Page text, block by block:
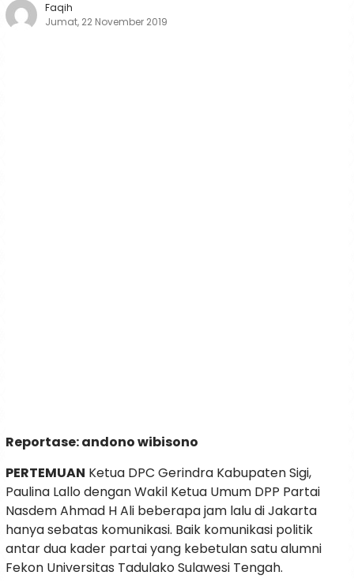
Faqih
Jumat, 22 November 2019
Reportase: andono wibisono
PERTEMUAN Ketua DPC Gerindra Kabupaten Sigi,
Paulina Lallo dengan Wakil Ketua Umum DPP Partai
Nasdem Ahmad H Ali beberapa jam lalu di Jakarta
hanya sebatas komunikasi. Baik komunikasi politik
antar dua kader partai yang kebetulan satu alumni
Fekon Universitas Tadulako Sulawesi Tengah.